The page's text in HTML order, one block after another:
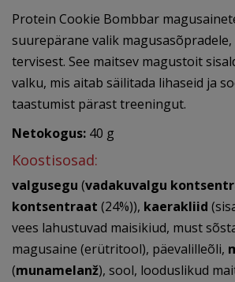
Protein Cookie Bombbar
suurepärane valik
tervisest. See maitsev magustoit
valku, mis aitab säilitada lihaseid ja
taastumist pärast treeningut.
Netokogus: 40 g
Koostisosad:
valgusegu (vadakuvalgu
kontsentraat (24%)), kaerakliid
vees lahustuvad maisikiud, must
magusaine (erütritool), päevalilleõli,
(munamelanž), sool, looduslikud